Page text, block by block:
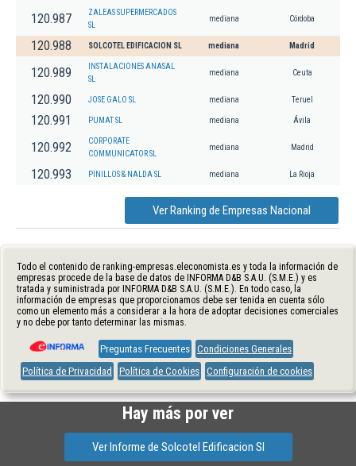
120.987
ZALEAS SUPERMERCADOS
SL
mediana Córdoba
120.988 SOLCOTEL EDIFICACION SL mediana Madrid
120.989
INSTALACIONES ANASAL
SL
mediana Ceuta
120.990 JOSE GALO SL mediana Teruel
120.991 PUMAT SL mediana Ávila
120.992
CORPORATE
COMMUNICATOR SL
mediana Madrid
120.993 PINILLOS & NALDA SL mediana La Rioja
Ver Ranking de Empresas Nacional
Todo el contenido de ranking-empresas.eleconomista.es y toda la información de
empresas procede de la base de datos de INFORMA D&B S.A.U. (S.M.E.) y es
tratada y suministrada por INFORMA D&B S.A.U. (S.M.E.). En todo caso, la
información de empresas que proporcionamos debe ser tenida en cuenta sólo
como un elemento más a considerar a la hora de adoptar decisiones comerciales
y no debe por tanto determinar las mismas.
Preguntas Frecuentes Condiciones Generales
Política de Privacidad
Política de Cookies Configuración de cookies
Hay más por ver
Ver Informe de Solcotel Edificacion Sl